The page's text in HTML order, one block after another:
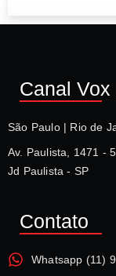
Canal
São Paulo | Rio de
Av. Paulista, 1471 -
Jd Paulista - SP
Contato
Whatsapp (11)